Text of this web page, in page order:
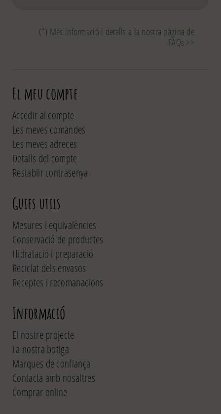
(*) Més informació i detalls a la nostra pàgina de
FAQs >>
El meu compte
Accedir al compte
Les meves comandes
Les meves adreces
Detalls del compte
Restablir contrasenya
Guies utils
Mesures i equivalències
Conservació de productes
Hidratació i preparació
Reciclat dels envasos
Receptes i recomanacions
Informació
El nostre projecte
La nostra botiga
Marques de confiança
Contacta amb nosaltres
Comprar online